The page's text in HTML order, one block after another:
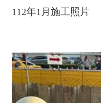
112年1月施工照片